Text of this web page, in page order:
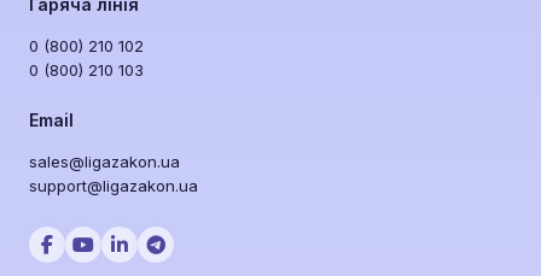
0 (800) 210 102
0 (800) 210 103
Email
sales@ligazakon.ua
support@ligazakon.ua